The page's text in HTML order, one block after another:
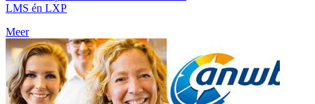
LMS én LXP
Meer